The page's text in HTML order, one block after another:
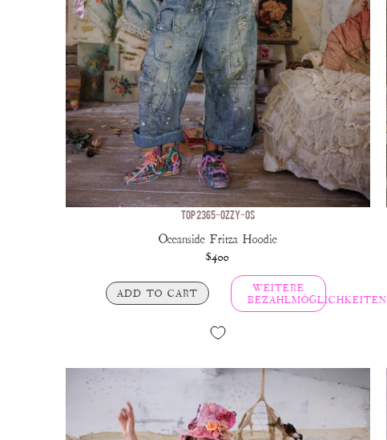
TOP 2365-OZZY-OS
Oceanside Fritza Hoodie
$400
ADD TO CART
WEITERE
BEZAHLMÖGLICHKEITEN